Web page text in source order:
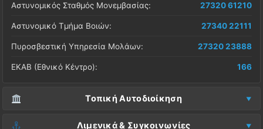
Αστυνομικός Σταθμός Μονεμβασίας: 27320 61210
Αστυνομικό Τμήμα Βοιών: 27340 22111
Πυροσβεστική Υπηρεσία Μολάων: 27320 23888
ΕΚΑΒ (Εθνικό Κέντρο): 166
Τοπική Αυτοδιοίκηση
Δήμος Μονεμβασίας (Έδρα):
Λιμενικά & Συγκοινωνίες